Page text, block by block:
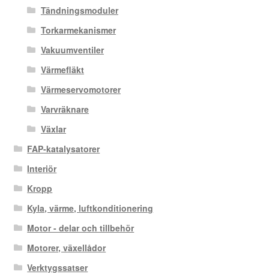
Tändningsmoduler
Torkarmekanismer
Vakuumventiler
Värmefläkt
Värmeservomotorer
Varvräknare
Växlar
FAP-katalysatorer
Interiör
Kropp
Kyla, värme, luftkonditionering
Motor - delar och tillbehör
Motorer, växellådor
Verktygssatser